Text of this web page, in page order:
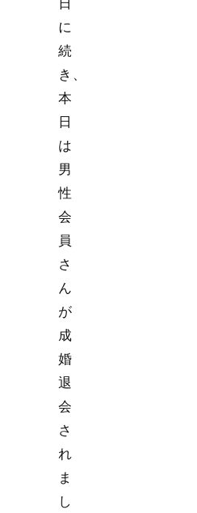
に
続
き、
本
日
は
男
性
会
員
さ
ん
が
成
婚
退
会
さ
れ
ま
し